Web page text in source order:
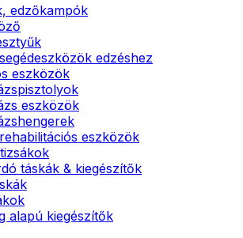
edzőkampók
edzéshez
eszközök
eszközök
eszközök
táskák & kiegészítők
alapú kiegészítők